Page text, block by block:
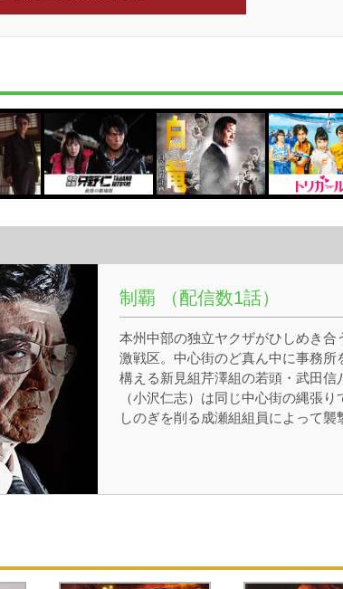
制覇 （配信数1話）
本州中部の独立ヤクザがひしめき合
激戦区。中心街のど真ん中に事務所
構える新見組芹澤組の若頭・武田信
（小沢仁志）は同じ中心街の縄張り
しのぎを削る成瀬組組員によって襲
中日に侵攻するのを防ぐべく、中日